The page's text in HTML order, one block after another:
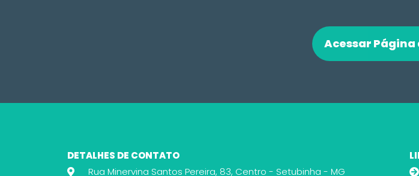
Acessar
DETALHES DE CONTATO
Rua Minervina Santos Pereira, 83, Centro - Setubinha - MG